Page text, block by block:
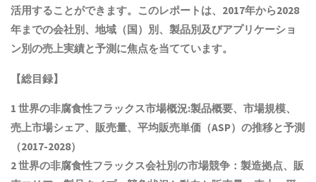
活用することができます。このレポートは、2017年から2028
年までの会社別、地域（国）別、製品別及びアプリケーショ
ン別の売上実績と予測に焦点を当てています。
【総目録】
1 世界の非腐食性フラックス市場概況:製品概要、市場規模、
売上市場シェア、販売量、平均販売単価（ASP）の推移と予測
（2017-2028）
2 世界の非腐食性フラックス会社別の市場競争：製造拠点、販